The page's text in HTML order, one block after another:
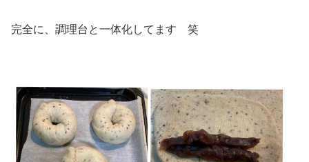
完全に、調理台と一体化してます 笑